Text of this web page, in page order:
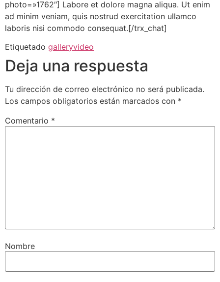
photo=»1762″] Labore et dolore magna aliqua. Ut enim
ad minim veniam, quis nostrud exercitation ullamco
laboris nisi commodo consequat.[/trx_chat]
Etiquetado galleryvideo
Deja una respuesta
Tu dirección de correo electrónico no será publicada.
Los campos obligatorios están marcados con *
Comentario *
Nombre